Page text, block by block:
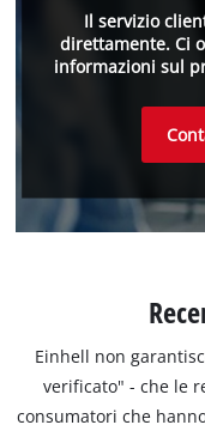
Il servizio
direttamente. Ci
informazioni sul
Einhell non
verificato" - che le
consumatori che